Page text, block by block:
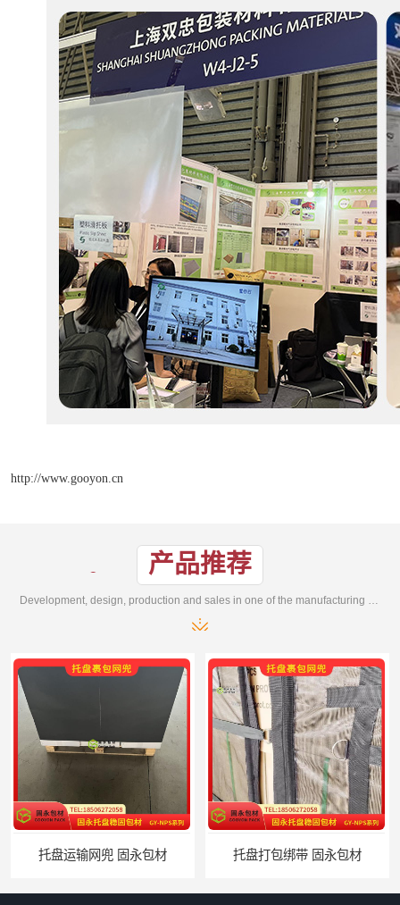
http://www.gooyon.cn
产品推荐
托盘打包绑带 固永包材 托盘裹包布兜 固永包材